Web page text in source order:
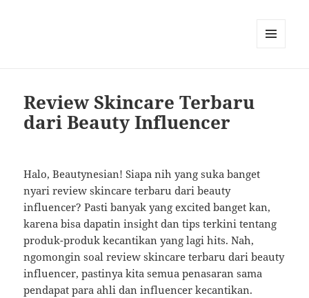
Review Skincare Terbaru
dari Beauty Influencer
Halo, Beautynesian! Siapa nih yang suka banget
nyari review skincare terbaru dari beauty
influencer? Pasti banyak yang excited banget kan,
karena bisa dapatin insight dan tips terkini tentang
produk-produk kecantikan yang lagi hits. Nah,
ngomongin soal review skincare terbaru dari beauty
influencer, pastinya kita semua penasaran sama
pendapat para ahli dan influencer kecantikan.